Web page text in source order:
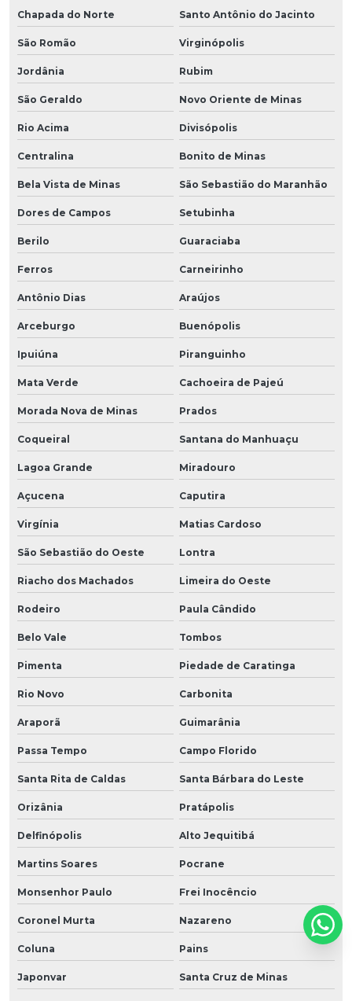
Chapada do Norte Santo Antônio do Jacinto
São Romão Virginópolis
Jordânia Rubim
São Geraldo Novo Oriente de Minas
Rio Acima Divisópolis
Centralina Bonito de Minas
Bela Vista de Minas São Sebastião do Maranhão
Dores de Campos Setubinha
Berilo Guaraciaba
Ferros Carneirinho
Antônio Dias Araújos
Arceburgo Buenópolis
Ipuiúna Piranguinho
Mata Verde Cachoeira de Pajeú
Morada Nova de Minas Prados
Coqueiral Santana do Manhuaçu
Lagoa Grande Miradouro
Açucena Caputira
Virgínia Matias Cardoso
São Sebastião do Oeste Lontra
Riacho dos Machados Limeira do Oeste
Rodeiro Paula Cândido
Belo Vale Tombos
Pimenta Piedade de Caratinga
Rio Novo Carbonita
Araporã Guimarânia
Passa Tempo Campo Florido
Santa Rita de Caldas Santa Bárbara do Leste
Orizânia Pratápolis
Delfinópolis Alto Jequitibá
Martins Soares Pocrane
Monsenhor Paulo Frei Inocêncio
Coronel Murta Nazareno
Coluna Pains
Japonvar Santa Cruz de Minas